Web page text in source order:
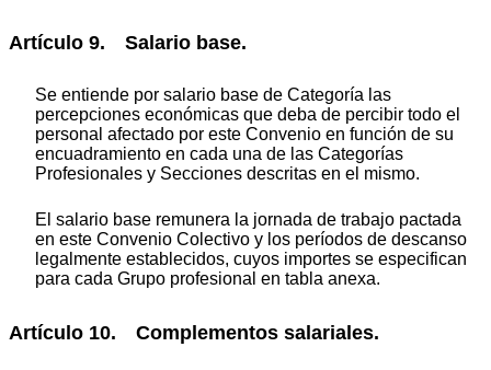
Artículo 9. Salario base.
Se entiende por salario base de Categoría las
percepciones económicas que deba de percibir todo el
personal afectado por este Convenio en función de su
encuadramiento en cada una de las Categorías
Profesionales y Secciones descritas en el mismo.
El salario base remunera la jornada de trabajo pactada
en este Convenio Colectivo y los períodos de descanso
legalmente establecidos, cuyos importes se especifican
para cada Grupo profesional en tabla anexa.
Artículo 10. Complementos salariales.